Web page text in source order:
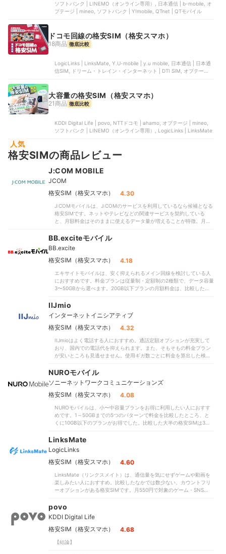
ソフトバンク | LINEMO（オンライン専用）, 日本通信 | b-mobile, オ
プテージ | mineo, ソフトバンク | Y!mobile, QTnet | QTモバイル
ドコモ回線の格安SIM（格安スマホ）
18商品 徹底比較
LogicLinks | LinksMate, Y.U-mobile | y.u mobile, 日本通信 | 日本通
信SIM, ドリーム・トレイン・インターネット | DTI SIM, オプテージ |
大容量の格安SIM（格安スマホ）
21商品 徹底比較
KDDI Digital Life | povo, NTTドコモ | ahamo, オプテージ | mineo,
ソフトバンク | LINEMO（オンライン専用）, LogicLinks | LinksMate
人気
格安SIMの商品レビュー
J:COM MOBILE
JCOM
格安SIM（格安スマホ）
4.30
J:COMモバイルは、J:COMのサービスを利用しているなら候補となる
格安SIMです。ネットやテレビなどの関連サービスを契約している
と、月額料金はそのままに使えるデータ量が増えることが特徴。月額
10GBだと2,000円を超えるところも多くあり、通信費を抑えたい人に
ぴったりです。ただし、J:COMのサービスを利用していない場合の月
額料金は高め。月3GB使うなら5GBプランを契約する必要があるた
め、月額1,628円かかります。比較したサービスの全体の中央値を550
ません。通信速度は速めです。実際に都心と郊外の2か所で測定したと
ころ、通常時間帯は93.3Mbps・通勤時間帯は123.8Mbpsでした。au
回線を借りているMVNOなので、昼休み時間帯は22.6Mbpsしか出な
が混雑する時間帯以外は動画や音楽も快適に楽しめるでしょう。サポ
ートの充実度で選びたい人にもおすすめです。端末の初期設定や電話
帳の移行などを無料でサポートしています。希望者には訪問での初期
設定も行っており、スマホの扱いに慣れていない人も利用しやすいと
に利用できる格安SIMです。通信速度にはムラがあるものの、サービ
スをJ:COMでまとめたいなら一度営業所に問い合わせてみるとよいで
しょう。通信の快適さを重視する人、J:COMのサービスを利用してい
＞ケーブルテレビなど、J:COMサービスを利用している人初期設定な
どサポートをしてほしい人＜おすすめできない人＞安定した通信速度
に期待できる格安SIMを探している人
BB.exciteモバイル
BB.excite
格安SIM（格安スマホ）
4.18
エキサイトモバイルは、安く抑えられるメイン回線を検討している人
におすすめです。料金プランは従量制・定額制の2種類で、データ容量
3〜50GBから選べます。20GB以下プランの月額料金は、比較した全
れば月690円と格安です。小容量プランを検討している人には、有力
ェアできることも特徴。「3人で20GBを分け合っていますが、税込で
2,000円ちょっとは安すぎ」との口コミもあるように、1人あたりの携
安SIMはそれほど多くありませんでした。専用アプリ「エキモバでん
わ」を使えば、通話料は11円/30秒。専用アプリの使用が条件とはい
え、比較したなかで通話料が安めです。3分かけ放題などのオプション
混雑する時間帯は通信速度が遅くなりやすい点はネックといえます。
ドコモ・auの回線を間借りするMVNOなので「通勤時間帯、昼間は遅
く、重たい」との口コミどおり混雑する時間帯には通信速度が低下し
がちです。2026年4月上旬に速度を測定したところ、どちらの回線で
や、高画質動画を再生できる目安25Mbpsを下回る結果です。MNPワ
ンストップに非対応である点も惜しいポイント。乗り換え時にはMNP
予約番号を発行する必要があります。ただし、初期費用は事務手数
が、コストを抑えられるのは利点といえるでしょう。まとめると、小
容量プランの安さは魅力ですが、通信速度の遅さ・乗り換えの手間が
気がかり。小容量プランで料金を抑えつつ安定した通信速度も求めた
い人は、povoやLINEMOなどより高評価だった格安SIMもチェックし
おすすめではない人＞通信速度重視で選びたい人高画質動画・オンラ
インゲームなどを快適に楽しみたい人
IIJmio
インターネットイニシアティブ
格安SIM（格安スマホ）
4.32
IIJmioはよく電話する人におすすめ。通話定額オプションが充実して
おり、国内での電話代を抑えられます。また、そもそもの料金プラン
が安いところも見逃せません。使用ギガ数ごとに料金を算出した検証
た。他社には月990円で3GB使えるプランがありましたが、IIJmioなら
ほぼ同額で5GBまで利用できます。乗り換えと同時に機種変更をした
い人にもおすすめ。比較した他社よりも端末セット販売のラインナッ
プが豊富であり、執筆時点ではOPPOやGalaxyの注目モデルを割引価
んが、ほしいスマホが見つかればセット買いするのもアリです。オン
ライン契約が主流の格安SIMのなかで、対面契約ができる点もメリッ
トです。家電量販店の即日カウンターに足を運べば、申し込みから利
進められるため、1人で乗り換えられるか心配な人・スマホの操作が苦
手な人は助かるでしょう。IIJmioはドコモ・au回線の一部を間借りし
ているMVNO。新宿駅・東京駅近辺で電波強度をチェックした検証で
は、十分な数値を記録しました。場所によってつながらない・圏外に
「昼休みや人が多い場所で明らかに速度が落ちる」という口コミに違
わず、いずれの回線も速度にムラがありました。通信速度の検証で
は、ドコモ回線・au回線ともに12～13時に速度が低下。常時安定して
す。支払い方法がクレジットカードだけである点も気になるところ。
口座引き落としを選びたい人には向かないでしょう。比較したなかに
は、料金を抑えつつ快適な通信を維持できた格安SIMも。昼休みに
SNSや動画を楽しみたい人は、ほかのサービスもチェックしてくださ
いる人サブ回線用のサービスを検討している人＜おすすめできない人
NUROモバイル
ソニーネットワークコミュニケーションズ
格安SIM（格安スマホ）
4.08
NUROモバイルは、小〜中容量プランをお得に利用したい人におすす
めです。1～50GBまでの5つのパターンで料金を比較したところ、と
くに10GB以下のプランがお得でした。比較した大半の格安SIMは3GB
1,485円と、比較した全サービスの中央値値2,090円（※2026年4月時
LINE・X・Instagram・TikTokなどSNSの通信はカウントされません。
2025年3月から料金は据え置きで使えるデータ容量が増え、2,699円
タ容量は対象SNS以外の通信に充てられるため、使い方によっては
「以前よりギガ数も増え、費用も抑えられてよかった」との口コミ同
様に感じられるでしょう。ドコモ・au・ソフトバンク回線の3回線を
ろ、通常時間帯・通勤時間帯ではどの回線でも高画質の動画を視聴で
きるほどの速度が出ていました。しかし、混雑するお昼時間帯でSNS
の読み込みも待つほど速度が低下する結果に。「通勤時（出退勤）と
お昼にはちょっと遅くなる」との口コミがあるのにも頷けます。MNP
一部サービスのように、予約番号を取得する手間はかかりません。初
LinksMate
LogicLinks
格安SIM（格安スマホ）
4.60
LinksMate（リンクスメイト）は、通信量を気にせずゲームや動画を
楽しみたい人におすすめ。比較したなかでは数少ない、カウントフリ
ーオプションがある格安SIMです。月550円で対象のゲーム・SNS・動
ルをはじめ、インスタ・X・U-NEXTといった定番コンテンツが対象な
は月1～10GB利用時の安さが目を惹きました。いずれも比較した格安
SIMの中央値以下で、「月4GBも使わない人にはお得」との口コミど
月々のスマホ代をかなり安くできそうです。回線のタイプはMVNO。
povo
KDDI Digital Life
格安SIM（格安スマホ）
4.68
【結論】